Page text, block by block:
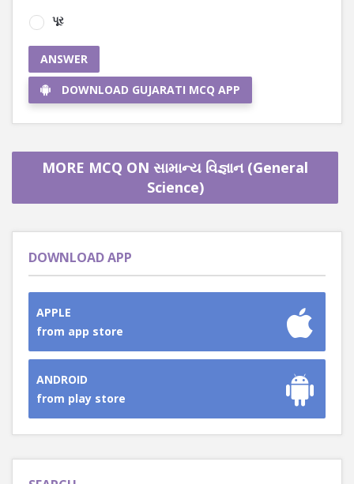
પૂર
ANSWER
DOWNLOAD GUJARATI MCQ APP
MORE MCQ ON સામાન્ય વિજ્ઞાન (General
Science)
DOWNLOAD APP
APPLE
from app store
ANDROID
from play store